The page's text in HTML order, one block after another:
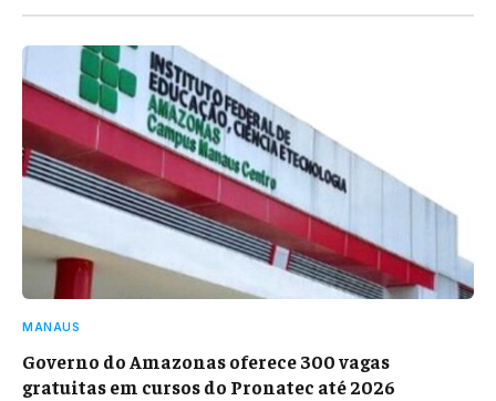
MANAUS
Governo do Amazonas oferece 300 vagas
gratuitas em cursos do Pronatec até 2026